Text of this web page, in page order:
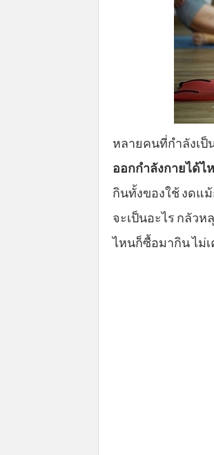
หลายคนที่กำลังเป็
ออกกำลังกายได้ไ
กินทั้งของใช้ งดแม้
จะเป็นอะไร กลัว
ไหนก็ซื้อมากิน ไม่เ